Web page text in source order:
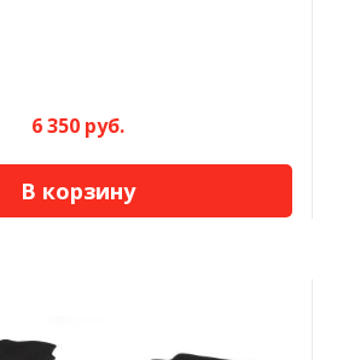
6 350 руб.
В корзину